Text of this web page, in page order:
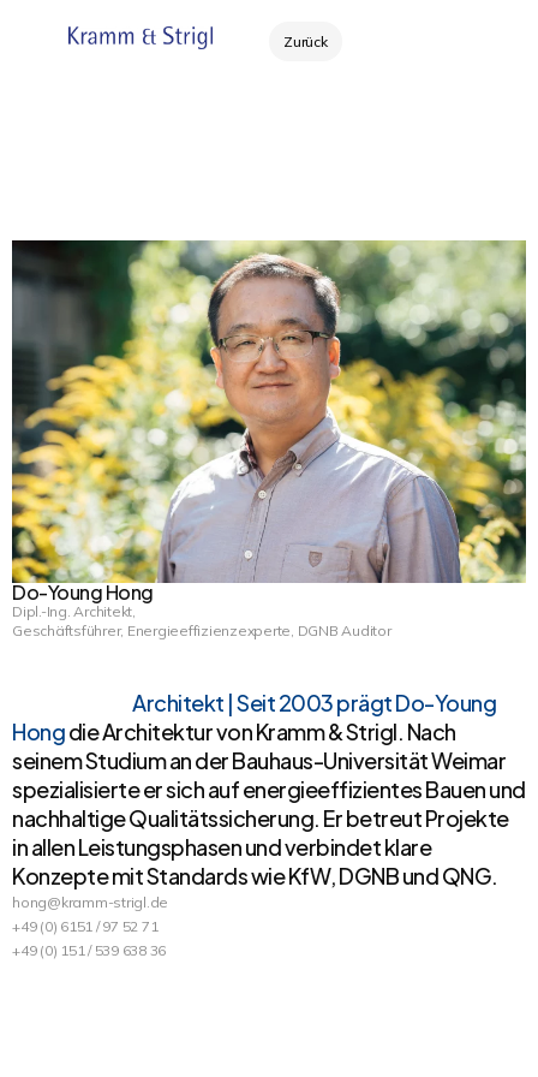
Zurück
Do-Young Hong
Dipl.-Ing. Architekt,
Geschäftsführer, Energieeffizienzexperte, DGNB Auditor
Architekt | Seit 2003 prägt Do-Young
Hongdie Architektur von Kramm & Strigl. Nach
seinem Studium an der Bauhaus-Universität Weimar
spezialisierte er sich auf energieeffizientes Bauen und
nachhaltige Qualitätssicherung. Er betreut Projekte
in allen Leistungsphasen und verbindet klare
Konzepte mit Standards wie KfW, DGNB und QNG.
hong@kramm-strigl.de
+49 (0) 6151 / 97 52 71
+49 (0) 151 / 539 638 36